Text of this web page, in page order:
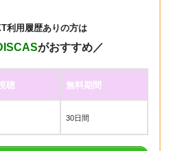
利用履歴ありの方は
がおすすめ／
聴 無料期間
30日間